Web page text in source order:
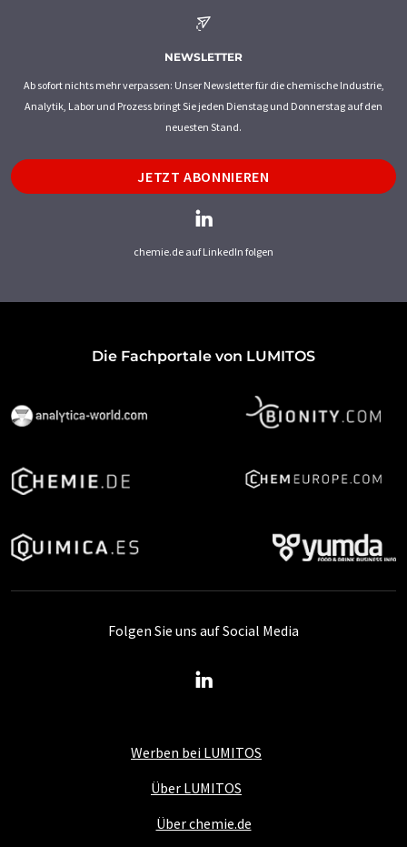
NEWSLETTER
Ab sofort nichts mehr verpassen: Unser Newsletter für die chemische Industrie,
Analytik, Labor und Prozess bringt Sie jeden Dienstag und Donnerstag auf den
neuesten Stand.
JETZT ABONNIEREN
chemie.de auf LinkedIn folgen
Die Fachportale von LUMITOS
Werben bei LUMITOS
Über LUMITOS
Über chemie.de
Folgen Sie uns auf Social Media